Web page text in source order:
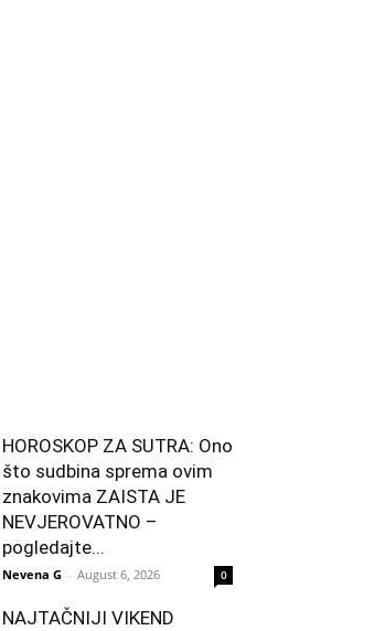
HOROSKOP ZA SUTRA: Ono
što sudbina sprema ovim
znakovima ZAISTA JE
NEVJEROVATNO –
pogledajte...
Nevena G - August 6, 2026 0
NAJTAČNIJI VIKEND